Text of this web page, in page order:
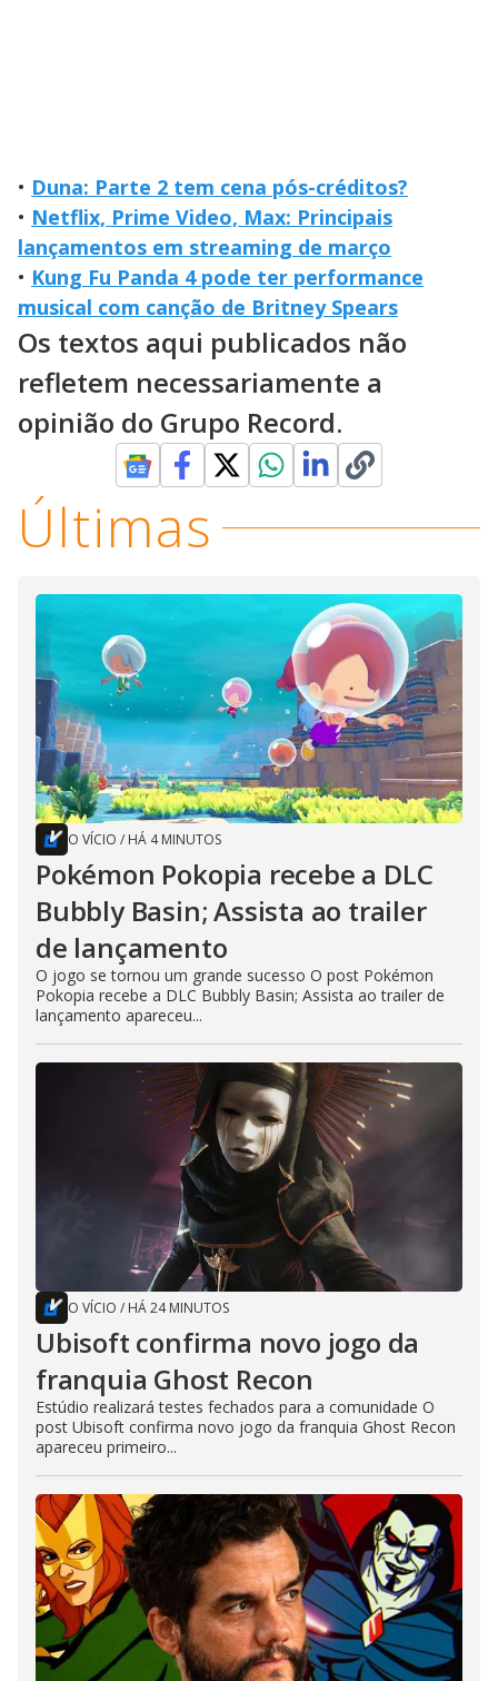
• Duna: Parte 2 tem cena pós-créditos?
• Netflix, Prime Video, Max: Principais
lançamentos em streaming de março
• Kung Fu Panda 4 pode ter performance
musical com canção de Britney Spears
Os textos aqui publicados não
refletem necessariamente a
opinião do Grupo Record.
Últimas
O VÍCIO / HÁ 4 MINUTOS
Pokémon Pokopia recebe a DLC
Bubbly Basin; Assista ao trailer
de lançamento
O jogo se tornou um grande sucesso O post Pokémon
Pokopia recebe a DLC Bubbly Basin; Assista ao trailer de
lançamento apareceu...
O VÍCIO / HÁ 24 MINUTOS
Ubisoft confirma novo jogo da
franquia Ghost Recon
Estúdio realizará testes fechados para a comunidade O
post Ubisoft confirma novo jogo da franquia Ghost Recon
apareceu primeiro...